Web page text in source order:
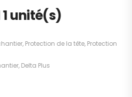
1 unité(s)
, Protection de la tête, Protection
, Delta Plus